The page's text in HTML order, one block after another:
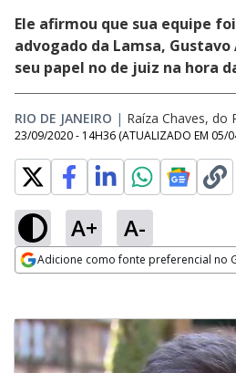
Ele afirmou que sua equipe
advogado da Lamsa,
seu papel no de juiz na hora
RIO DE JANEIRO | Raíza Chaves, do
23/09/2020 - 14H36 (ATUALIZADO EM 05/
A+ A-
Adicione como fonte preferencial no